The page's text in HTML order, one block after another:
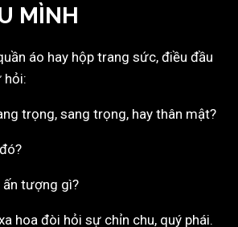
MÌNH
áo hay hộp trang sức, điều đầu
hỏi:
trọng, sang trọng, hay thân mật?
ấn tượng gì?
hoa đòi hỏi sự chỉn chu, quý phái.